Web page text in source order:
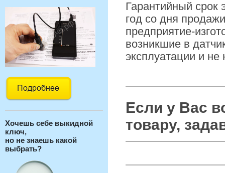
Хочешь себе выкидной
ключ,
но не знаешь какой
выбрать?
Гарантийный срок
год co дня
предприятие-
возникшие в
эксплуатации и
Если у Вас
товару,